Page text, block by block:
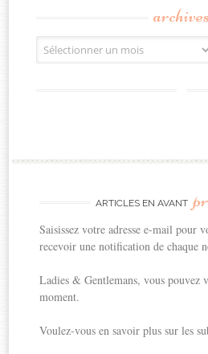
archives
Archives
ARTICLES EN AVANT
Saisissez votre adresse e-mail pour
recevoir une notification de chaque
Ladies & Gentlemans, vous pouvez
moment.
Voulez-vous en savoir plus sur les